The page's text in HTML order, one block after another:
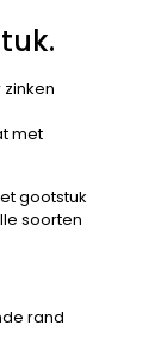
met
gootstuk
soorten
rand